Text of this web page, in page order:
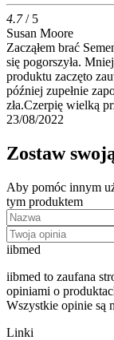
4.7/ 5
Susan Moore
Zacząłem brać
się pogorszyła.
produktu zaczęto
później zupełnie
zła.Czerpię wielką
23/08/2022
Zostaw
Aby pomóc innym
tym produktem
iibmed
iibmed to zaufana
opiniami o
Wszystkie opinie są
Linki